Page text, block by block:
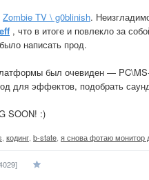
Zombie TV \ g0blinish.
, что в итоге и повлекло за
написать прод.
был очевиден —
для эффектов, подобрать
SOON! :)
кодинг b-state я снова фотаю монитор